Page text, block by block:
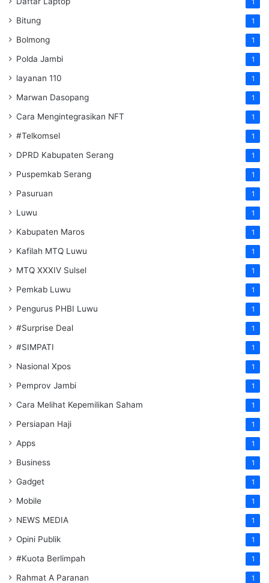
1
Bitung 1
Bolmong 1
Polda Jambi 1
layanan 110 1
Marwan Dasopang 1
Cara Mengintegrasikan NFT 1
#Telkomsel 1
DPRD Kabupaten Serang 1
Puspemkab Serang 1
Pasuruan 1
Luwu 1
Kabupaten Maros 1
Kafilah MTQ Luwu 1
MTQ XXXIV Sulsel 1
Pemkab Luwu 1
Pengurus PHBI Luwu 1
#Surprise Deal 1
#SIMPATI 1
Nasional Xpos 1
Pemprov Jambi 1
Cara Melihat Kepemilikan Saham 1
Persiapan Haji 1
Apps 1
Business 1
Gadget 1
Mobile 1
NEWS MEDIA 1
Opini Publik 1
#Kuota Berlimpah 1
Rahmat A Paranan 1